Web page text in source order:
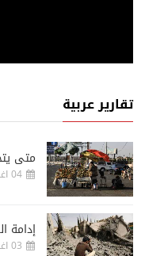
تقارير عربية
متى
04 اغسطس, 2026
إدامة
03 اغسطس, 2026